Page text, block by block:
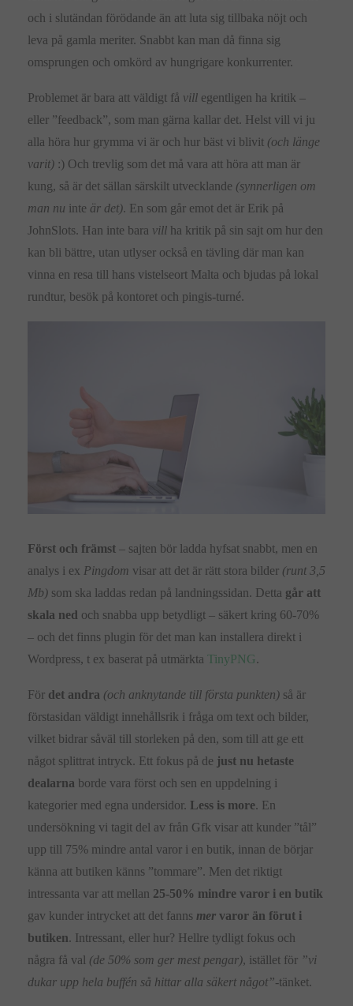
och i slutändan förödande än att luta sig tillbaka nöjt och
leva på gamla meriter. Snabbt kan man då finna sig
omsprungen och omkörd av hungrigare konkurrenter.
Problemet är bara att väldigt få vill egentligen ha kritik –
eller ”feedback”, som man gärna kallar det. Helst vill vi ju
alla höra hur grymma vi är och hur bäst vi blivit (och länge
varit) :) Och trevlig som det må vara att höra att man är
kung, så är det sällan särskilt utvecklande (synnerligen om
man nu inte är det). En som går emot det är Erik på
JohnSlots. Han inte bara vill ha kritik på sin sajt om hur den
kan bli bättre, utan utlyser också en tävling där man kan
vinna en resa till hans vistelseort Malta och bjudas på lokal
rundtur, besök på kontoret och pingis-turné.
Först och främst – sajten bör ladda hyfsat snabbt, men en
analys i ex Pingdom visar att det är rätt stora bilder (runt 3,5
Mb) som ska laddas redan på landningssidan. Detta går att
skala ned och snabba upp betydligt – säkert kring 60-70%
– och det finns plugin för det man kan installera direkt i
Wordpress, t ex baserat på utmärkta TinyPNG.
För det andra (och anknytande till första punkten) så är
förstasidan väldigt innehållsrik i fråga om text och bilder,
vilket bidrar såväl till storleken på den, som till att ge ett
något splittrat intryck. Ett fokus på de just nu hetaste
dealarna borde vara först och sen en uppdelning i
kategorier med egna undersidor. Less is more. En
undersökning vi tagit del av från Gfk visar att kunder ”tål”
upp till 75% mindre antal varor i en butik, innan de börjar
känna att butiken känns ”tommare”. Men det riktigt
intressanta var att mellan 25-50% mindre varor i en butik
gav kunder intrycket att det fanns mer varor än förut i
butiken. Intressant, eller hur? Hellre tydligt fokus och
några få val (de 50% som ger mest pengar), istället för ”vi
dukar upp hela buffén så hittar alla säkert något”-tänket.